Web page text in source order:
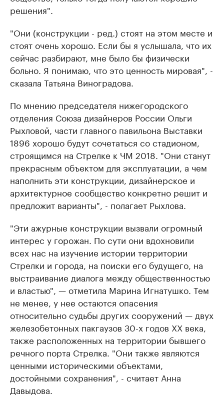
решения".
"Они (конструкции - ред.) стоят на этом месте и
стоят очень хорошо. Если бы я услышала, что их
сейчас разбирают, мне было бы физически
больно. Я понимаю, что это ценность мировая", -
сказала Татьяна Виноградова.
По мнению председателя нижегородского
отделения Союза дизайнеров России Ольги
Рыхловой, части главного павильона Выставки
1896 хорошо будут сочетаться со стадионом,
строящимся на Стрелке к ЧМ 2018. "Они станут
прекрасным объектом для эксплуатации, а чем
наполнить эти конструкции, дизайнерское и
архитектурное сообщество конкретно решит и
предложит варианты", - полагает Рыхлова.
"Эти ажурные конструкции вызвали огромный
интерес у горожан. По сути они вдохновили
всех нас на изучение истории территории
Стрелки и города, на поиски его будущего, на
выстраивание диалога между общественностью
и властью", — отметила Марина Игнатушко. Тем
не менее, у нее остаются опасения
относительно судьбы других сооружений — двух
железобетонных пакгаузов 30-х годов XX века,
также расположенных на территории бывшего
речного порта Стрелка. "Они также являются
ценными историческими объектами,
достойными сохранения", - считает Анна
Давыдова.